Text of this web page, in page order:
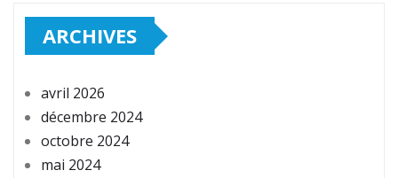
ARCHIVES
avril 2026
décembre 2024
octobre 2024
mai 2024